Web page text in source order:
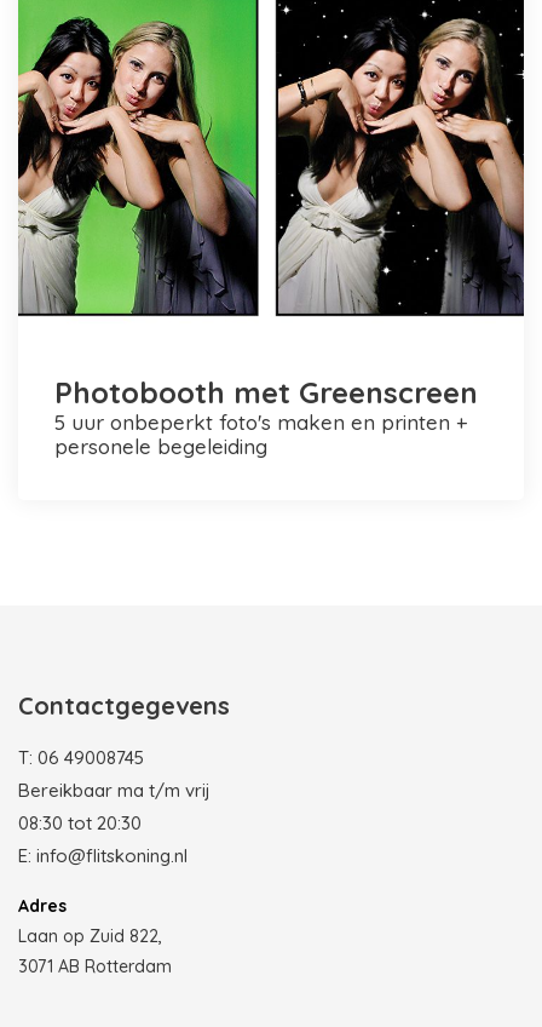
Photobooth met Greenscreen
5 uur onbeperkt foto's maken en printen +
personele begeleiding
Contactgegevens
T: 06 49008745
Bereikbaar ma t/m vrij
08:30 tot 20:30
E: info@flitskoning.nl
Adres
Laan op Zuid 822,
3071 AB Rotterdam